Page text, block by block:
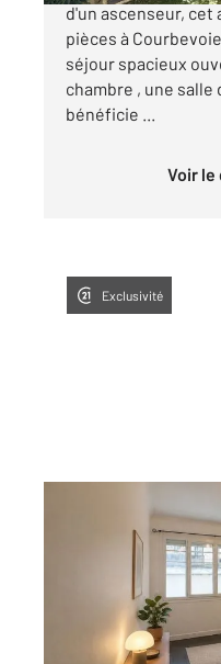
d'un ascenseur,
pièces à
séjour spacieux
chambre , une salle
bénéficie ...
Voir
Exclusivité
COURBEVOIE 92
, 2 pièces
Ref : 22465
Appartement
210